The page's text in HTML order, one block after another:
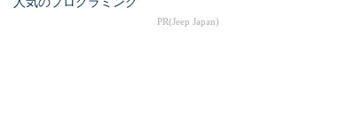
PR(Jeep Japan)